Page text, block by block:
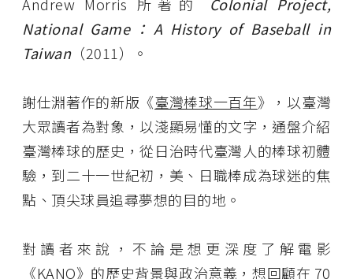
Andrew Morris 所著的 Colonial Project,
National Game：A History of Baseball in
Taiwan（2011）。
謝仕淵著作的新版《臺灣棒球一百年》，以臺灣
大眾讀者為對象，以淺顯易懂的文字，通盤介紹
臺灣棒球的歷史，從日治時代臺灣人的棒球初體
驗，到二十一世紀初，美、日職棒成為球迷的焦
點、頂尖球員追尋夢想的目的地。
對讀者來說，不論是想更深度了解電影
《KANO》的歷史背景與政治意義，想回顧在 70